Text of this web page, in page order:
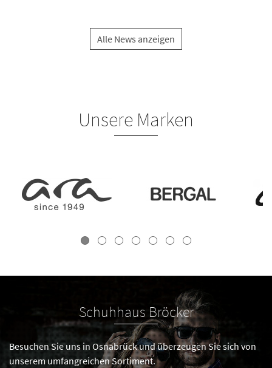
Alle News anzeigen
Unsere Marken
Schuhhaus Bröcker
Besuchen Sie uns in Osnabrück und überzeugen Sie sich von
unserem umfangreichen Sortiment.